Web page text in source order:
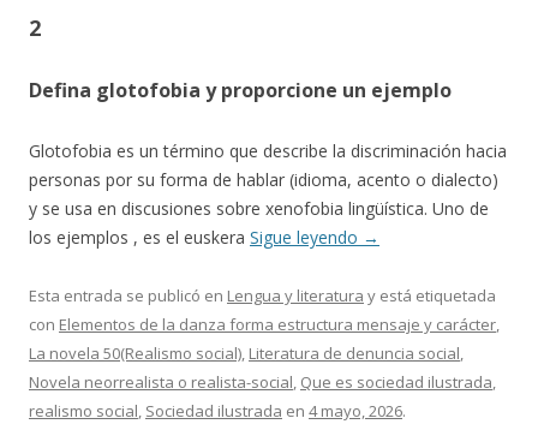
2
Defina glotofobia y proporcione un ejemplo
Glotofobia es un término que describe la discriminación hacia
personas por su forma de hablar (idioma, acento o dialecto)
y se usa en discusiones sobre xenofobia lingüística. Uno de
los ejemplos , es el euskera Sigue leyendo →
Esta entrada se publicó en Lengua y literatura y está etiquetada
con Elementos de la danza forma estructura mensaje y carácter,
La novela 50(Realismo social), Literatura de denuncia social,
Novela neorrealista o realista-social, Que es sociedad ilustrada,
realismo social, Sociedad ilustrada en 4 mayo, 2026.